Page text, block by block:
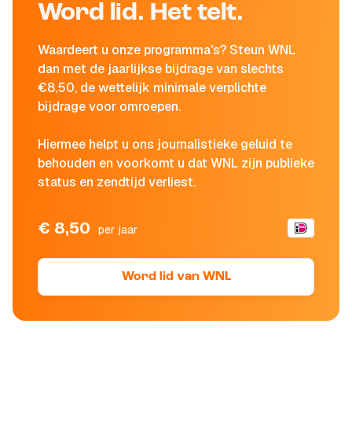
Word lid. Het telt.
Waardeert u onze programma's? Steun WNL
dan met de jaarlijkse bijdrage van slechts
€8,50, de wettelijk minimale verplichte
bijdrage voor omroepen.
Hiermee helpt u ons journalistieke geluid te
behouden en voorkomt u dat WNL zijn publieke
status en zendtijd verliest.
€ 8,50 per jaar
Word lid van WNL